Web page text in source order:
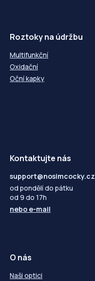
Roztoky na údržbu
Multifunkční
Oxidační
Oční kapky
Kontaktujte nás
support@nosimcocky.cz
od pondělí do pátku
od 9 do 17h
nebo e-mail
O nás
Naši optici